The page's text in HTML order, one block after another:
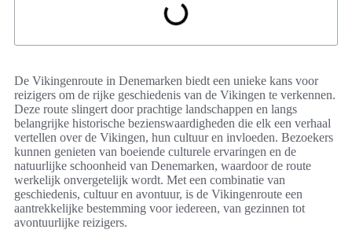
De Vikingenroute in Denemarken biedt een unieke kans voor
reizigers om de rijke geschiedenis van de Vikingen te verkennen.
Deze route slingert door prachtige landschappen en langs
belangrijke historische bezienswaardigheden die elk een verhaal
vertellen over de Vikingen, hun cultuur en invloeden. Bezoekers
kunnen genieten van boeiende culturele ervaringen en de
natuurlijke schoonheid van Denemarken, waardoor de route
werkelijk onvergetelijk wordt. Met een combinatie van
geschiedenis, cultuur en avontuur, is de Vikingenroute een
aantrekkelijke bestemming voor iedereen, van gezinnen tot
avontuurlijke reizigers.